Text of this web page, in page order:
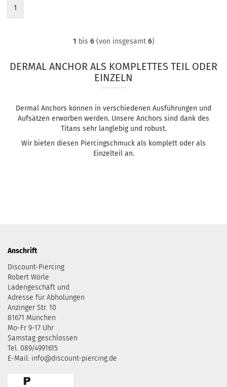
1
1 bis 6(von insgesamt 6)
DERMAL ANCHOR ALS KOMPLETTES TEIL ODER
EINZELN
Dermal Anchors können in verschiedenen Ausführungen und
Aufsätzen erworben werden. Unsere Anchors sind dank des
Titans sehr langlebig und robust.
Wir bieten diesen Piercingschmuck als komplett oder als
Einzelteil an.
Anschrift
Discount-Piercing
Robert Wörle
Ladengeschäft und
Adresse für Abholungen
Anzinger Str. 10
81671 München
Mo-Fr 9-17 Uhr
Samstag geschlossen
Tel. 089/4991615
E-Mail: info@discount-piercing.de